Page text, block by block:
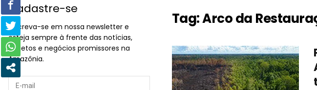
Tag:Arco da
Cadastre-se
Inscreva-se em nossa newsletter e
esteja sempre à frente das notícias,
projetos e negócios promissores na
Amazônia.